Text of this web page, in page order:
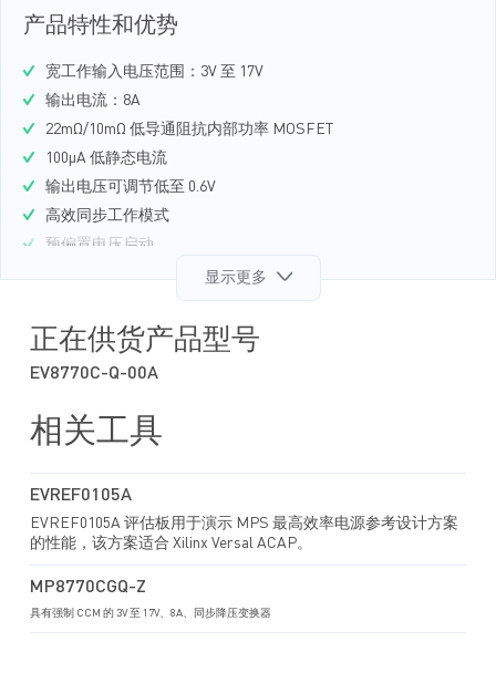
产品特性和优势
宽工作输入电压范围：3V 至 17V
输出电流：8A
22mΩ/10mΩ 低导通阻抗内部功率 MOSFET
100µA 低静态电流
输出电压可调节低至 0.6V
高效同步工作模式
预偏置电压启动
强制 PWM 工作模式
外部可编程软启动时间
过温关断保护
采用 QFN-16（3mmх3mm）封装
显示更多
正在供货产品型号
EV8770C-Q-00A
相关工具
EVREF0105A
EVREF0105A 评估板用于演示 MPS 最高效率电源参考设计方案
的性能，该方案适合 Xilinx Versal ACAP。
MP8770CGQ-Z
具有强制 CCM 的 3V 至 17V、8A、同步降压变换器